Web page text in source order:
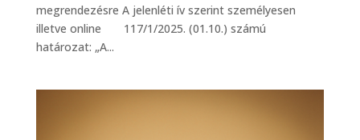
megrendezésre A jelenléti ív szerint személyesen
illetve online 117/1/2025. (01.10.) számú
határozat: „A...